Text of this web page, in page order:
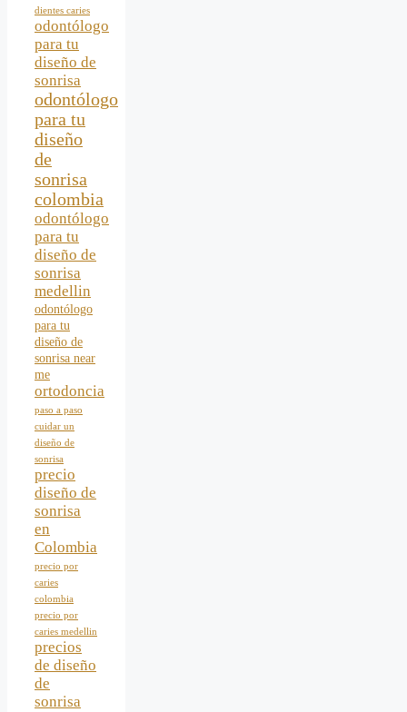
dientes caries
odontólogo
para tu
diseño de
sonrisa
odontólogo
para tu
diseño
de
sonrisa
colombia
odontólogo
para tu
diseño de
sonrisa
medellin
odontólogo
para tu
diseño de
sonrisa near
me
ortodoncia
paso a paso
cuidar un
diseño de
sonrisa
precio
diseño de
sonrisa
en
Colombia
precio por
caries
colombia
precio por
caries medellin
precios
de diseño
de
sonrisa